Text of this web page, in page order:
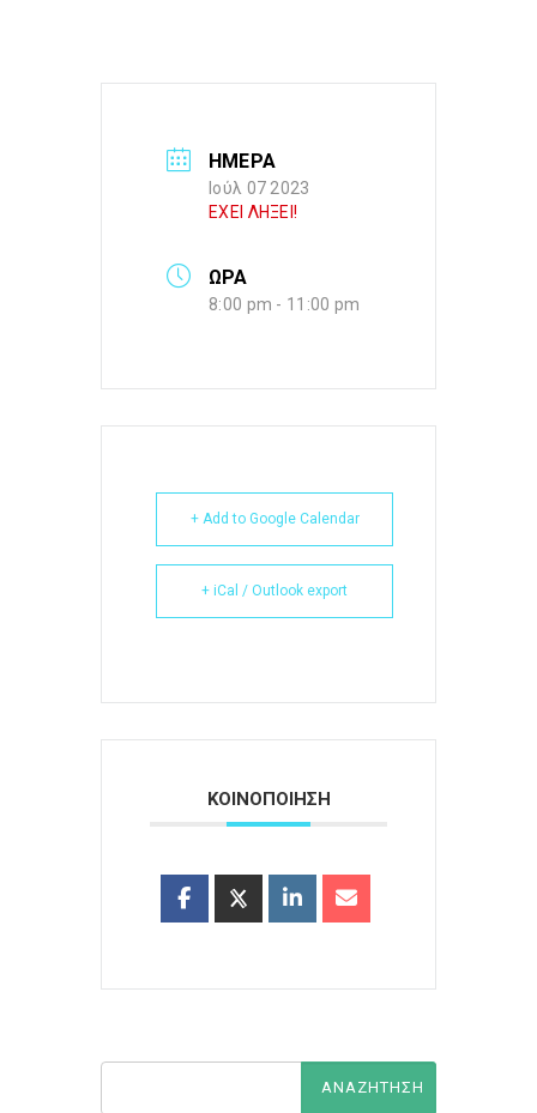
ΗΜΕΡΑ
Ιούλ 07 2023
ΕΧΕΙ ΛΗΞΕΙ!
ΩΡΑ
8:00 pm - 11:00 pm
+ Add to Google Calendar
+ iCal / Outlook export
ΚΟΙΝΟΠΟΙΗΣΗ